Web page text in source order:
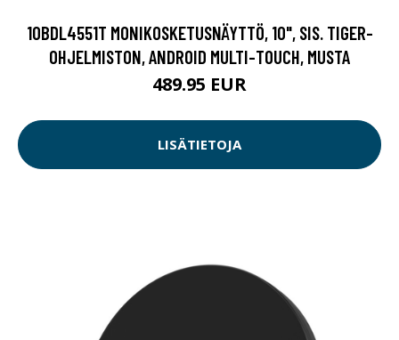
10BDL4551T MONIKOSKETUSNÄYTTÖ, 10", SIS. TIGER-
OHJELMISTON, ANDROID MULTI-TOUCH, MUSTA
489.95 EUR
LISÄTIETOJA